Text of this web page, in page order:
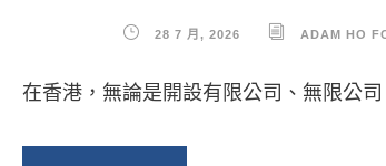
28 7 月, 2026 ADAM HO
在香港，無論是開設有限公司、無限公